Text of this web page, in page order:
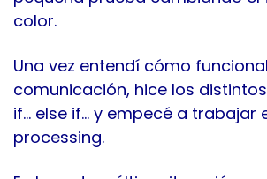
color.
Una vez entendí cómo
comunicación, hice los
if… else if… y empecé a trabajar
processing.